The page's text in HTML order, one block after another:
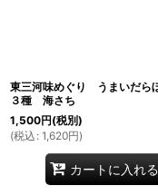
東三河味めぐり うまいだら
３種 海さち
1,500円(税別)
(税込 : 1,620円)
カートに入れる